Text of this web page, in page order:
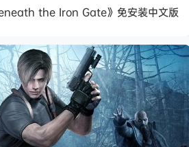
the Iron Gate》免安装中文版